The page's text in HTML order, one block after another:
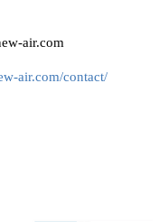
air.com
air.com/contact/